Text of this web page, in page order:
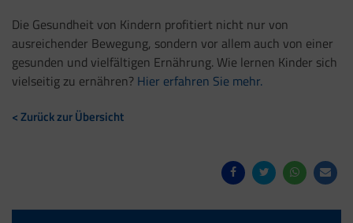
Die Gesundheit von Kindern profitiert nicht nur von
ausreichender Bewegung, sondern vor allem auch von einer
gesunden und vielfältigen Ernährung. Wie lernen Kinder sich
vielseitig zu ernähren? Hier erfahren Sie mehr.
< Zurück zur Übersicht